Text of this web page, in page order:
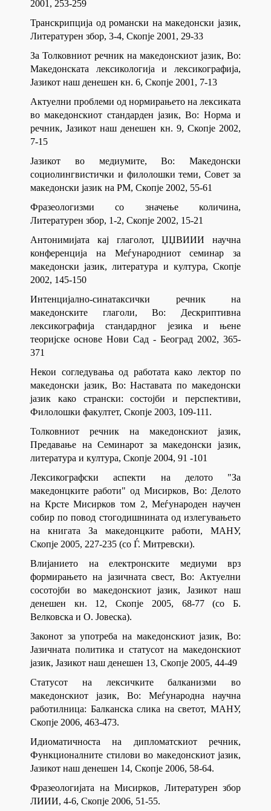
2001, 253-259
Транскрипција од романски на македонски јазик,
Литературен збор, 3-4, Скопје 2001, 29-33
За Толковниот речник на македонскиот јазик, Во:
Македонската лексикологија и лексикографија,
Јазикот наш денешен кн. 6, Скопје 2001, 7-13
Актуелни проблеми од нормирањето на лексиката
во македонскиот стандарден јазик, Во: Норма и
речник, Јазикот наш денешен кн. 9, Скопје 2002,
7-15
Јазикот во медиумите, Во: Македонски
социолингвистички и филолошки теми, Совет за
македонски јазик на РМ, Скопје 2002, 55-61
Фразеологизми со значење количина,
Литературен збор, 1-2, Скопје 2002, 15-21
Антонимијата кај глаголот, ЏЏВИИИ научна
конференција на Меѓународниот семинар за
македонски јазик, литература и култура, Скопје
2002, 145-150
Интенцијално-синатаксички речник на
македонските глаголи, Во: Дескриптивна
лексикографија стандардног језика и њене
теоријске основе Нови Сад - Београд 2002, 365-
371
Некои согледувања од работата како лектор по
македонски јазик, Во: Наставата по македонски
јазик како странски: состојби и перспективи,
Филолошки факултет, Скопје 2003, 109-111.
Толковниот речник на македонскиот јазик,
Предавање на Семинарот за македонски јазик,
литература и култура, Скопје 2004, 91 -101
Лексикографски аспекти на делото "За
македонцките работи" од Мисирков, Во: Делото
на Крсте Мисирков том 2, Меѓународен научен
собир по повод стогодишнината од излегувањето
на книгата За македонцките работи, МАНУ,
Скопје 2005, 227-235 (со Ѓ. Митревски).
Влијанието на електронските медиуми врз
формирањето на јазичната свест, Во: Актуелни
сосотојби во македонскиот јазик, Јазикот наш
денешен кн. 12, Скопје 2005, 68-77 (со Б.
Велковска и О. Јовеска).
Законот за употреба на македонскиот јазик, Во:
Јазичната политика и статусот на македонскиот
јазик, Јазикот наш денешен 13, Скопје 2005, 44-49
Статусот на лексичките балканизми во
македонскиот јазик, Во: Меѓународна научна
работилница: Балканска слика на светот, МАНУ,
Скопје 2006, 463-473.
Идиоматичноста на дипломатскиот речник,
Функционалните стилови во македонскиот јазик,
Јазикот наш денешен 14, Скопје 2006, 58-64.
Фразеологијата на Мисирков, Литературен збор
ЛИИИ, 4-6, Скопје 2006, 51-55.